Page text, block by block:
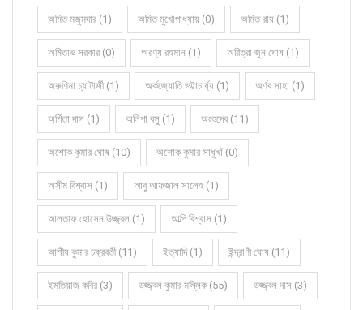
অমিত মজুমদার (1) অমিত মুখোপাধ্যায় (0) অমিত রায় (1)
অমিতাভ সরকার (0) অরণ্য রহমান (1) অরিত্রা জুন ঘোষ (1)
অরুণিমা চ্যাটার্জী (1) অর্কজ্যোতি ভট্টাচার্য্য (1) অর্ণব সাহা (1)
অর্পিতা দাস (1) অলিপা বসু (1) অংশুদেব (11)
অশোক কুমার ঘোষ (10) অশোক কুমার সাধুখাঁ (0)
অসীম বিশ্বাস (1) আবু আফজাল সালেহ (1)
আলতাফ হোসেন উজ্জ্বল (1) আল্পি বিশ্বাস (1)
আশীষ কুমার চক্রবর্তী (11) ইত্যাদি (1) ইন্দ্রাণী ঘোষ (11)
ইমতিয়াজ কবির (3) উজ্জ্বল কুমার মল্লিক (55) উজ্জ্বল দাস (3)